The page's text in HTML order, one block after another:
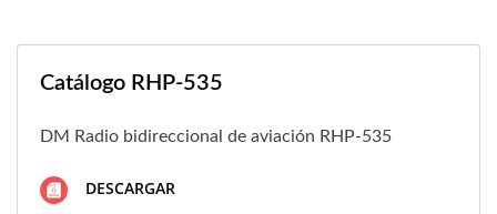
Catálogo RHP-535
DM Radio bidireccional de aviación RHP-535
DESCARGAR